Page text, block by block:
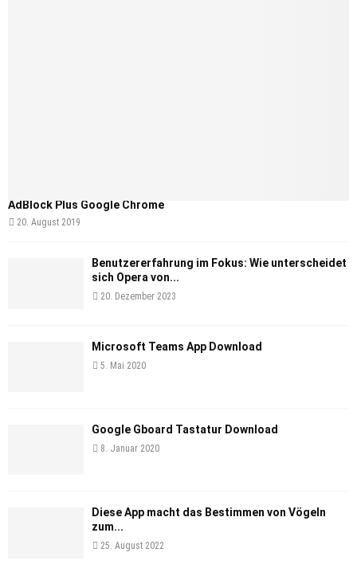
AdBlock Plus Google Chrome
20. August 2019
Benutzererfahrung im Fokus: Wie unterscheidet
sich Opera von...
20. Dezember 2023
Microsoft Teams App Download
5. Mai 2020
Google Gboard Tastatur Download
8. Januar 2020
Diese App macht das Bestimmen von Vögeln
zum...
25. August 2022